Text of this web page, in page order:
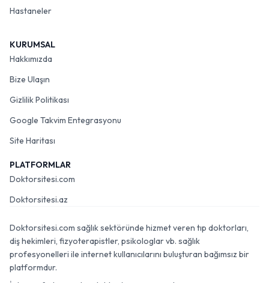
Hastaneler
KURUMSAL
Hakkımızda
Bize Ulaşın
Gizlilik Politikası
Google Takvim Entegrasyonu
Site Haritası
PLATFORMLAR
Doktorsitesi.com
Doktorsitesi.az
Doktorsitesi.com sağlık sektöründe hizmet veren tıp doktorları,
diş hekimleri, fizyoterapistler, psikologlar vb. sağlık
profesyonelleri ile internet kullanıcılarını buluşturan bağımsız bir
platformdur.